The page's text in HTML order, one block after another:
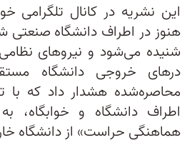
این نشریه در کانال تلگرامی
هنوز در اطراف دانشگاه صنعتی
شنیده می‌شود و نیروهای
در‌های خروجی دانشگاه
محاصره‌شده هشدار داد که با
اطراف دانشگاه و خوابگاه،
هماهنگی حراست» از دانشگاه